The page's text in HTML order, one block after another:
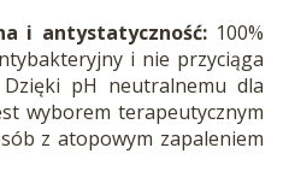
i antystatyczność:100%
i nie przyciąga
pH neutralnemu dla
wyborem terapeutycznym
z atopowym zapaleniem